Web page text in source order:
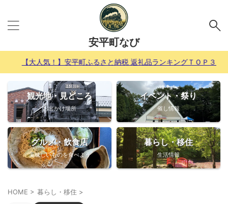
安平町なび
人気！】安平町ふるさと納税 返礼品ランキングＴＯＰ３
観光地・見どころ
お出かけ場所
イベント・祭り
催し情報
グルメ・飲食店
美味しいものを食べよう
暮らし・移住
生活情報
HOME > 暮らし・移住 >